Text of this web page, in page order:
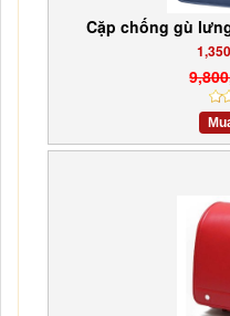
Cặp chống gù